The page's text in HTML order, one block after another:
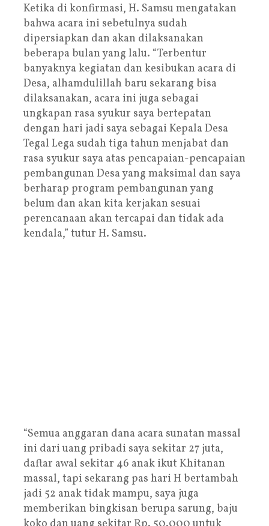
Ketika di konfirmasi, H. Samsu mengatakan
bahwa acara ini sebetulnya sudah
dipersiapkan dan akan dilaksanakan
beberapa bulan yang lalu. “Terbentur
banyaknya kegiatan dan kesibukan acara di
Desa, alhamdulillah baru sekarang bisa
dilaksanakan, acara ini juga sebagai
ungkapan rasa syukur saya bertepatan
dengan hari jadi saya sebagai Kepala Desa
Tegal Lega sudah tiga tahun menjabat dan
rasa syukur saya atas pencapaian-pencapaian
pembangunan Desa yang maksimal dan saya
berharap program pembangunan yang
belum dan akan kita kerjakan sesuai
perencanaan akan tercapai dan tidak ada
kendala,” tutur H. Samsu.
“Semua anggaran dana acara sunatan massal
ini dari uang pribadi saya sekitar 27 juta,
daftar awal sekitar 46 anak ikut Khitanan
massal, tapi sekarang pas hari H bertambah
jadi 52 anak tidak mampu, saya juga
memberikan bingkisan berupa sarung, baju